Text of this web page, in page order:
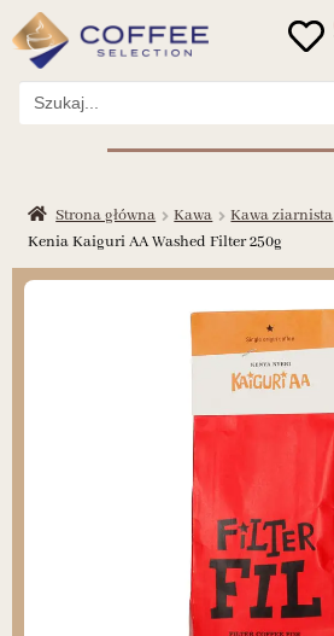
Search
for:
Strona główna Kawa Kawa ziarnista
Kenia Kaiguri AA Washed Filter 250g